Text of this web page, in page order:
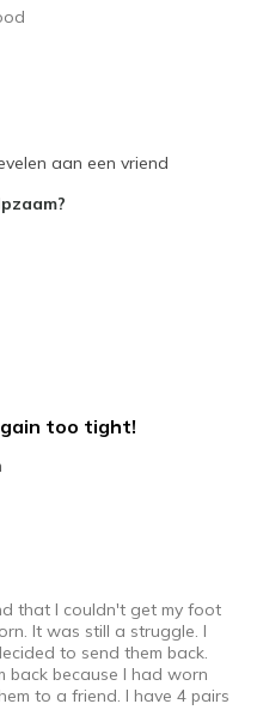
Wearing
aan een vriend
too tight!
that I couldn't get my foot
It was still a struggle. I
to send them back.
back because I had worn
to a friend. I have 4 pairs